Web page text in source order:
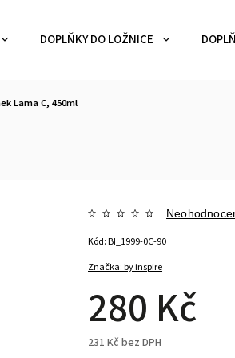
DOPLŇKY DO LOŽNICE
Lama C, 450ml
Značka:by inspire
280 Kč
231 Kč bez DPH
Kód:BI_1999-0C-90